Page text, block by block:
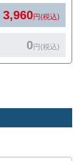
3,960円(税込)
0円(税込)